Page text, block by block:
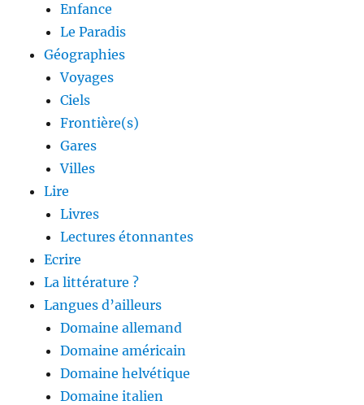
Enfance
Le Paradis
Géographies
Voyages
Ciels
Frontière(s)
Gares
Villes
Lire
Livres
Lectures étonnantes
Ecrire
La littérature ?
Langues d’ailleurs
Domaine allemand
Domaine américain
Domaine helvétique
Domaine italien